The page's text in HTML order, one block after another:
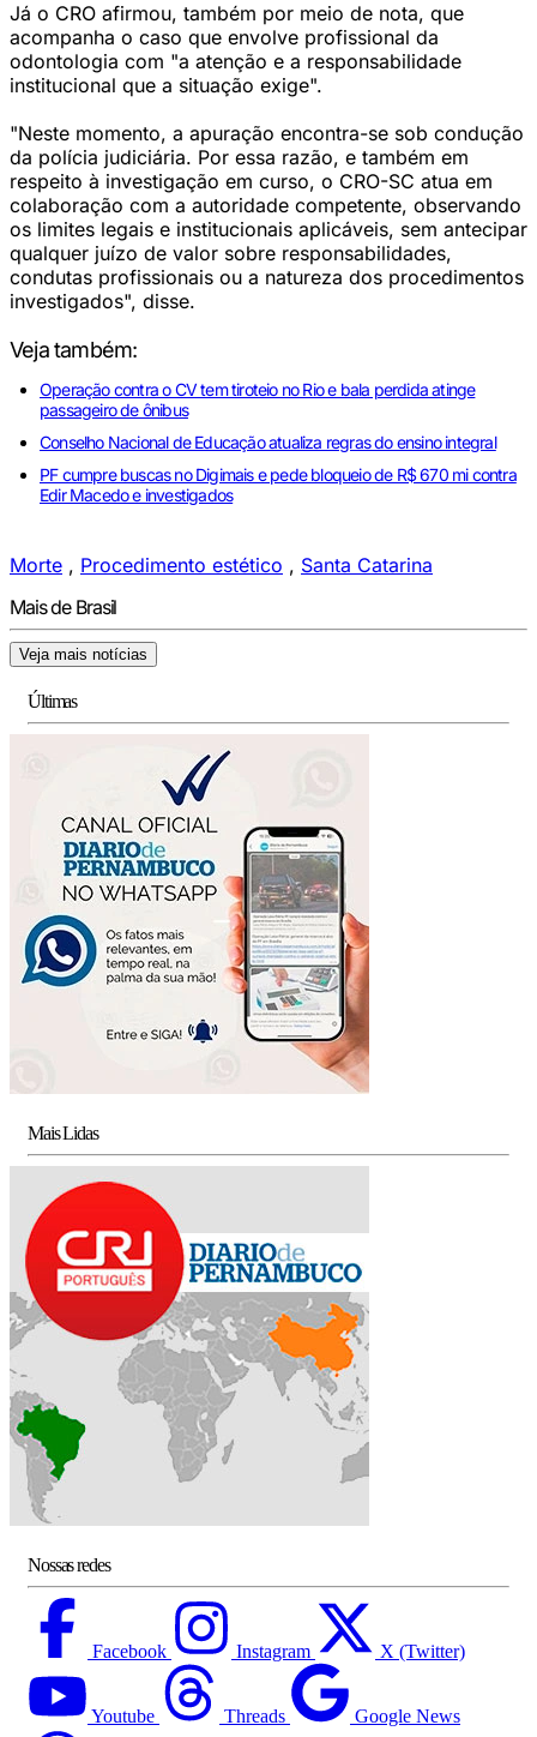
Já o CRO afirmou, também por meio de nota, que
acompanha o caso que envolve profissional da
odontologia com "a atenção e a responsabilidade
institucional que a situação exige".
"Neste momento, a apuração encontra-se sob condução
da polícia judiciária. Por essa razão, e também em
respeito à investigação em curso, o CRO-SC atua em
colaboração com a autoridade competente, observando
os limites legais e institucionais aplicáveis, sem antecipar
qualquer juízo de valor sobre responsabilidades,
condutas profissionais ou a natureza dos procedimentos
investigados", disse.
Veja também:
Operação contra o CV tem tiroteio no Rio e bala perdida atinge
passageiro de ônibus
Conselho Nacional de Educação atualiza regras do ensino integral
PF cumpre buscas no Digimais e pede bloqueio de R$ 670 mi contra
Edir Macedo e investigados
Morte , Procedimento estético , Santa Catarina
Mais de Brasil
Veja mais notícias
Últimas
Mais Lidas
Nossas redes
Facebook Instagram X (Twitter)
Youtube Threads Google News